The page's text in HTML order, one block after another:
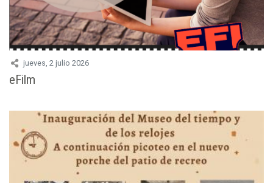
jueves, 2 julio 2026
eFilm